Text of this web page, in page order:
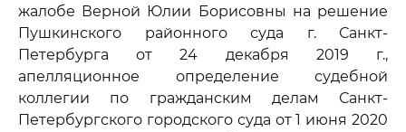
жалобе Верной Юлии Борисовны на решение
Пушкинского районного суда г. Санкт-
Петербурга от 24 декабря 2019 г.,
апелляционное определение судебной
коллегии по гражданским делам Санкт-
Петербургского городского суда от 1 июня 2020